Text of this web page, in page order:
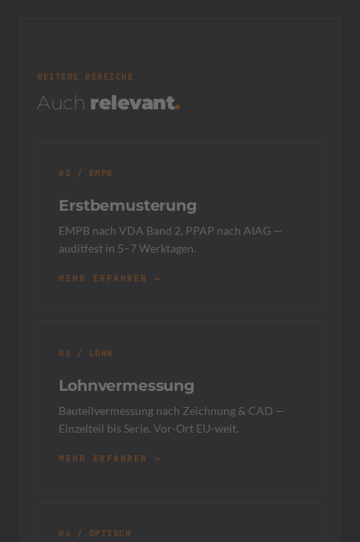
WEITERE BEREICHE
Auch relevant.
02 / EMPB
Erstbemusterung
EMPB nach VDA Band 2, PPAP nach AIAG —
auditfest in 5–7 Werktagen.
MEHR ERFAHREN →
03 / LOHN
Lohnvermessung
Bauteilvermessung nach Zeichnung & CAD —
Einzelteil bis Serie. Vor-Ort EU-weit.
MEHR ERFAHREN →
04 / OPTISCH